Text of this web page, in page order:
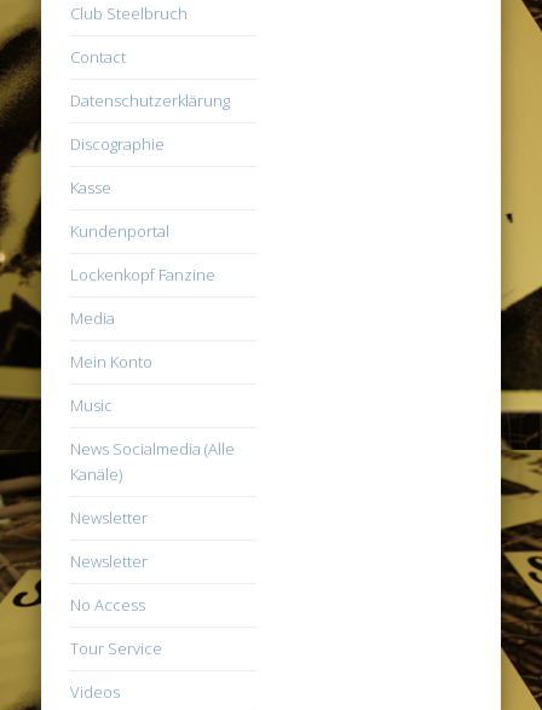
Club Steelbruch
Contact
Datenschutzerklärung
Discographie
Kasse
Kundenportal
Lockenkopf Fanzine
Media
Mein Konto
Music
News Socialmedia (Alle
Kanäle)
Newsletter
Newsletter
No Access
Tour Service
Videos